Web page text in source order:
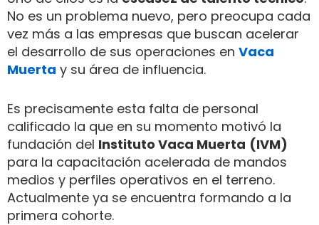
No es un problema nuevo, pero preocupa cada
vez más a las empresas que buscan acelerar
el desarrollo de sus operaciones en Vaca
Muerta y su área de influencia.
Es precisamente esta falta de personal
calificado la que en su momento motivó la
fundación del Instituto Vaca Muerta (IVM)
para la capacitación acelerada de mandos
medios y perfiles operativos en el terreno.
Actualmente ya se encuentra formando a la
primera cohorte.